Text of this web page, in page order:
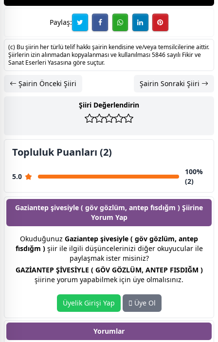
Paylaş:
(c) Bu şiirin her türlü telif hakkı şairin kendisine ve/veya temsilcilerine aittir.
Şiirlerin izin alınmadan kopyalanması ve kullanılması 5846 sayılı Fikir ve
Sanat Eserleri Yasasına göre suçtur.
Şairin Önceki Şiiri Şairin Sonraki Şiiri
Şiiri Değerlendirin
Topluluk Puanları (2)
5.0
100%
(2)
Gaziantep şivesiyle ( göv gözlüm, antep fısdığm ) Şiirine
Yorum Yap
Okuduğunuz Gaziantep şivesiyle ( göv gözlüm, antep
fısdığm )şiir ile ilgili düşüncelerinizi diğer okuyucular ile
paylaşmak ister misiniz?
GAZİANTEP ŞİVESİYLE ( GÖV GÖZLÜM, ANTEP FISDIĞM )
şiirine yorum yapabilmek için üye olmalısınız.
Üyelik Girişi Yap Üye Ol
Yorumlar